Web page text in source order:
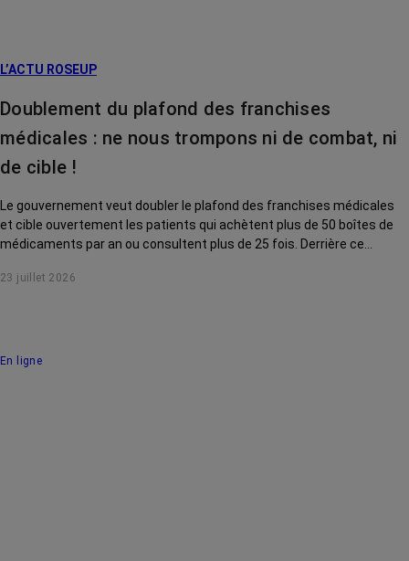
L’ACTU ROSEUP
Doublement du plafond des franchises
médicales : ne nous trompons ni de combat, ni
de cible !
Le gouvernement veut doubler le plafond des franchises médicales
et cible ouvertement les patients qui achètent plus de 50 boîtes de
médicaments par an ou consultent plus de 25 fois. Derrière ce
chroniques, et en premier lieu les personnes touchées par un cancer,
23 juillet 2026
En ligne